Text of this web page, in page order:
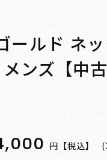
ールド ネ
ンズ【中古
円【税込】